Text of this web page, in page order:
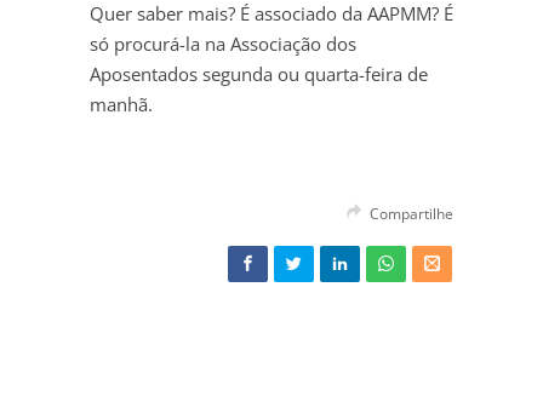
Quer saber mais? É associado da AAPMM? É
só procurá-la na Associação dos
Aposentados segunda ou quarta-feira de
manhã.
Compartilhe